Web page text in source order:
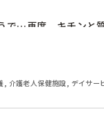
…再度、キチンと質
すが、責任者と呼ば
み取得です。
利用者約40名の請
介護老人保健施設, デイサ